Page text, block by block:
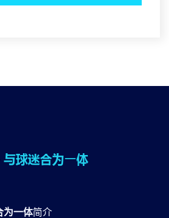
为⼀体简介